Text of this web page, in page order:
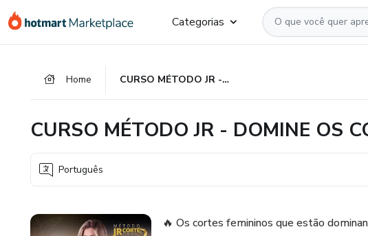
para
para
para
Categorias
Home CURSO MÉTODO JR - DOMINE OS CORTES TENDÊNCIA 2025
CURSO MÉTODO JR - DOMINE OS
Português
🔥 Os cortes femininos que estão